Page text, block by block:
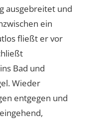
ausgebreitet und
ein
fließt er vor
Bad und
Wieder
entgegen und